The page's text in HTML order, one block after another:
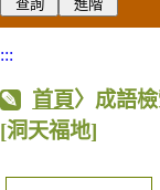
:::
首頁〉成語
[洞天福地]